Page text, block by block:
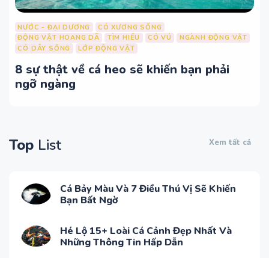
NƯỚC - ĐẠI DƯƠNG
CÓ XƯƠNG SỐNG
ĐỘNG VẬT HOANG DÃ
TÌM HIỂU CÓ VÚ
NGÀNH ĐỘNG VẬT
CÓ DÂY SỐNG
LỚP ĐỘNG VẬT
8 sự thật về cá heo sẽ khiến bạn phải
ngỡ ngàng
Top List Xem tất cả
Cá Bảy Màu Và 7 Điều Thú Vị Sẽ Khiến
Bạn Bất Ngờ
Hé Lộ 15+ Loài Cá Cảnh Đẹp Nhất Và
Những Thông Tin Hấp Dẫn